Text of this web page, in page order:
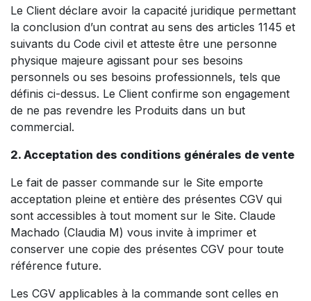
Le Client déclare avoir la capacité juridique permettant
la conclusion d’un contrat au sens des articles 1145 et
suivants du Code civil et atteste être une personne
physique majeure agissant pour ses besoins
personnels ou ses besoins professionnels, tels que
définis ci-dessus. Le Client confirme son engagement
de ne pas revendre les Produits dans un but
commercial.
2. Acceptation des conditions générales de vente
Le fait de passer commande sur le Site emporte
acceptation pleine et entière des présentes CGV qui
sont accessibles à tout moment sur le Site. Claude
Machado (Claudia M) vous invite à imprimer et
conserver une copie des présentes CGV pour toute
référence future.
Les CGV applicables à la commande sont celles en